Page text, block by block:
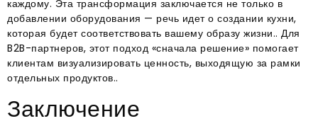
каждому. Эта трансформация заключается не только в
добавлении оборудования — речь идет о создании кухни,
которая будет соответствовать вашему образу жизни.. Для
B2B-партнеров, этот подход «сначала решение» помогает
клиентам визуализировать ценность, выходящую за рамки
отдельных продуктов..
Заключение